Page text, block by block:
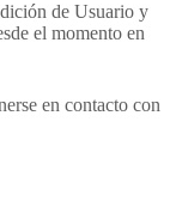
de Usuario y
el momento en
en contacto con